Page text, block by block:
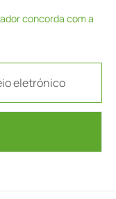
concorda com a